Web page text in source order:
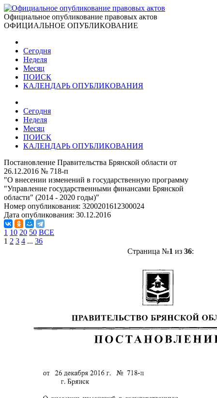
Официальное опубликование правовых актов
ОФИЦИАЛЬНОЕ ОПУБЛИКОВАНИЕ
Сегодня
Неделя
Месяц
ПОИСК
КАЛЕНДАРЬ ОПУБЛИКОВАНИЯ
Сегодня
Неделя
Месяц
ПОИСК
КАЛЕНДАРЬ ОПУБЛИКОВАНИЯ
Постановление Правительства Брянской области от
26.12.2016 № 718-п
"О внесении изменений в государственную программу
"Управление государственными финансами Брянской
области" (2014 - 2020 годы)"
Номер опубликования: 3200201612300024
Дата опубликования: 30.12.2016
1 10 20 50 ВСЕ
1 2 3 4 ... 36
Страница №1 из 36: